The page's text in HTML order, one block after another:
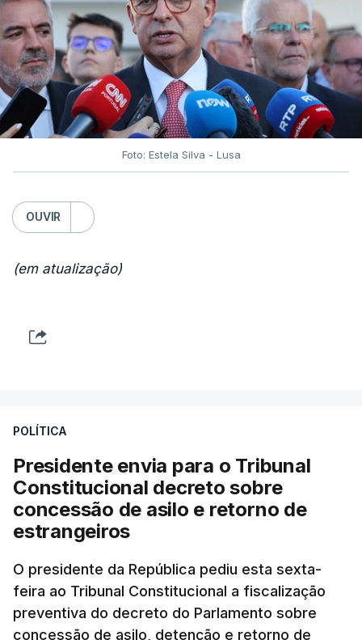
Foto: Estela Silva - Lusa
OUVIR
(em atualização)
POLÍTICA
Presidente envia para o Tribunal
Constitucional decreto sobre
concessão de asilo e retorno de
estrangeiros
O presidente da República pediu esta sexta-
feira ao Tribunal Constitucional a fiscalização
preventiva do decreto do Parlamento sobre
concessão de asilo, detenção e retorno de